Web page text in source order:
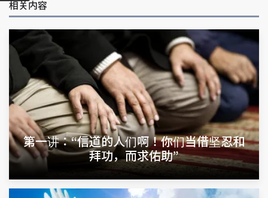
相关内容
第一讲：“信道的人们啊！你们当借坚忍和
拜功，而求佑助”